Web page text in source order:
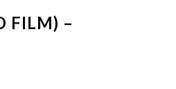
FILM) –